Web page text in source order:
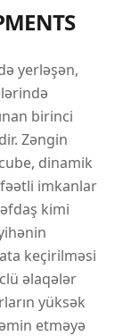
əks etdirir.
yerləşən,
birinci
Zəngin
dinamik
imkanlar
kimi
keçirilməsi
əlaqələr
yüksək
etməyə